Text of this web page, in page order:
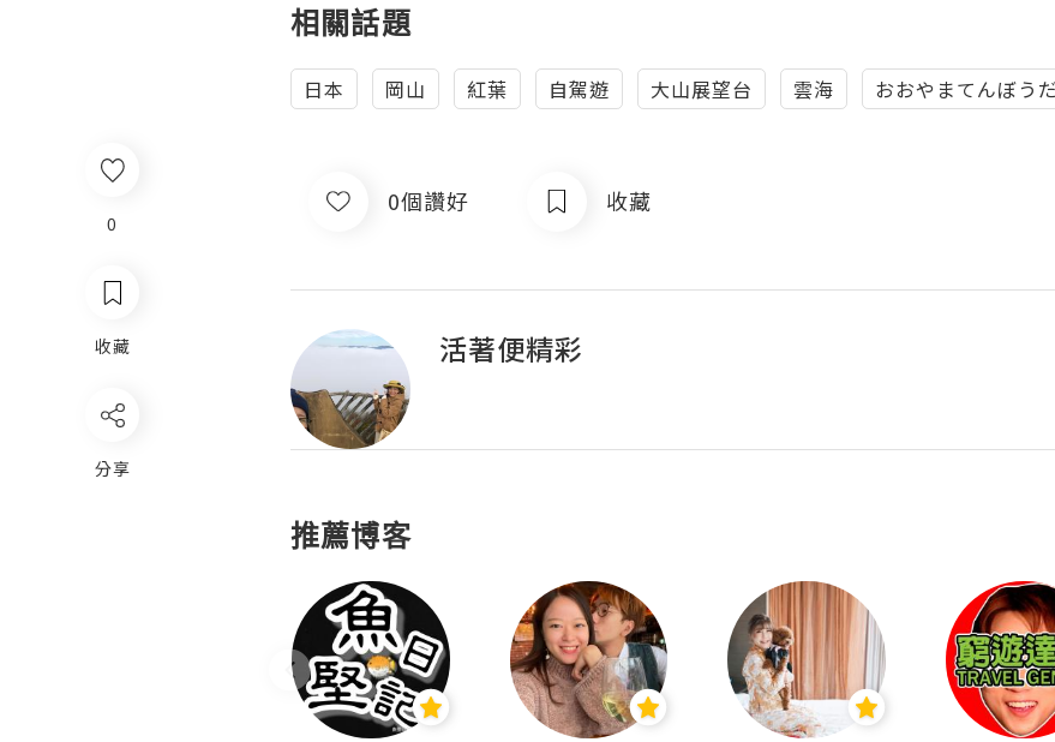
0
收藏
分享
相關話題
日本 岡山 紅葉 自駕遊 大山展望台 雲海 おおやまてんぼう
0個讚好 收藏
活著便精彩
推薦博客